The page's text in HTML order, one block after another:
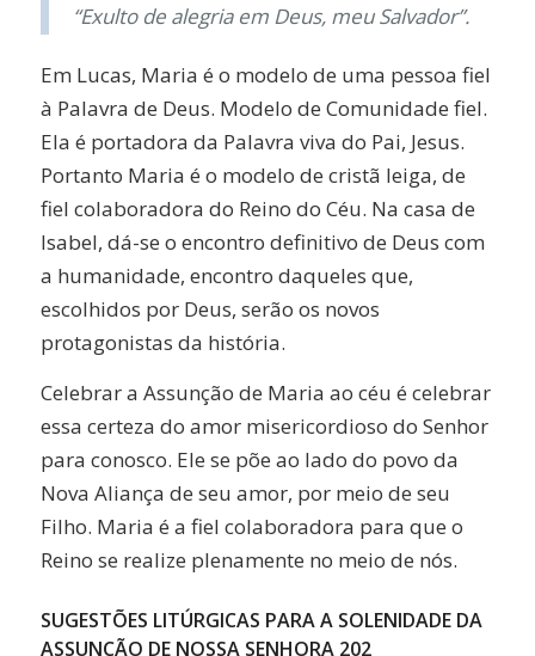
“Exulto de alegria em Deus, meu Salvador”.
Em Lucas, Maria é o modelo de uma pessoa fiel
à Palavra de Deus. Modelo de Comunidade fiel.
Ela é portadora da Palavra viva do Pai, Jesus.
Portanto Maria é o modelo de cristã leiga, de
fiel colaboradora do Reino do Céu. Na casa de
Isabel, dá-se o encontro definitivo de Deus com
a humanidade, encontro daqueles que,
escolhidos por Deus, serão os novos
protagonistas da história.
Celebrar a Assunção de Maria ao céu é celebrar
essa certeza do amor misericordioso do Senhor
para conosco. Ele se põe ao lado do povo da
Nova Aliança de seu amor, por meio de seu
Filho. Maria é a fiel colaboradora para que o
Reino se realize plenamente no meio de nós.
SUGESTÕES LITÚRGICAS PARA A SOLENIDADE DA
ASSUNÇÃO DE NOSSA SENHORA 202